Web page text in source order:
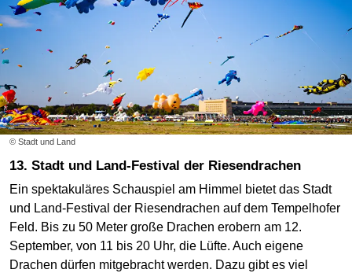
© Stadt und Land
13. Stadt und Land-Festival der Riesendrachen
Ein spektakuläres Schauspiel am Himmel bietet das Stadt
und Land-Festival der Riesendrachen auf dem Tempelhofer
Feld. Bis zu 50 Meter große Drachen erobern am 12.
September, von 11 bis 20 Uhr, die Lüfte. Auch eigene
Drachen dürfen mitgebracht werden. Dazu gibt es viel